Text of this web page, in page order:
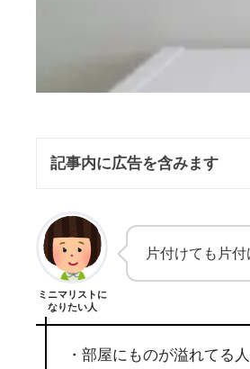
記事内に広告を含みます
ミニマリストに
なりたい人
片付けても片
・部屋にものが溢れてる人